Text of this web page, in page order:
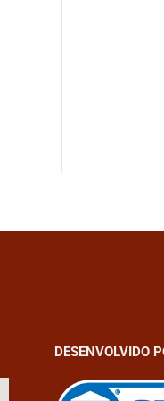
DESENVOLVIDO